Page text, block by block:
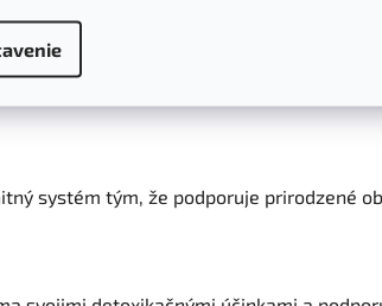
tým, že stimuluje produkciu žlče. To
systém tým, že podporuje prirodzené